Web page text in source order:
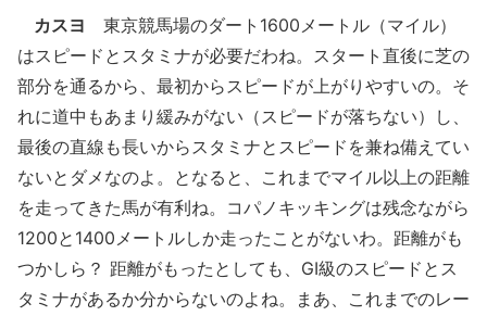
カスヨ 東京競馬場のダート1600メートル（マイル）
はスピードとスタミナが必要だわね。スタート直後に芝の
部分を通るから、最初からスピードが上がりやすいの。そ
れに道中もあまり緩みがない（スピードが落ちない）し、
最後の直線も長いからスタミナとスピードを兼ね備えてい
ないとダメなのよ。となると、これまでマイル以上の距離
を走ってきた馬が有利ね。コパノキッキングは残念ながら
1200と1400メートルしか走ったことがないわ。距離がも
つかしら？ 距離がもったとしても、GI級のスピードとス
タミナがあるか分からないのよね。まあ、これまでのレー